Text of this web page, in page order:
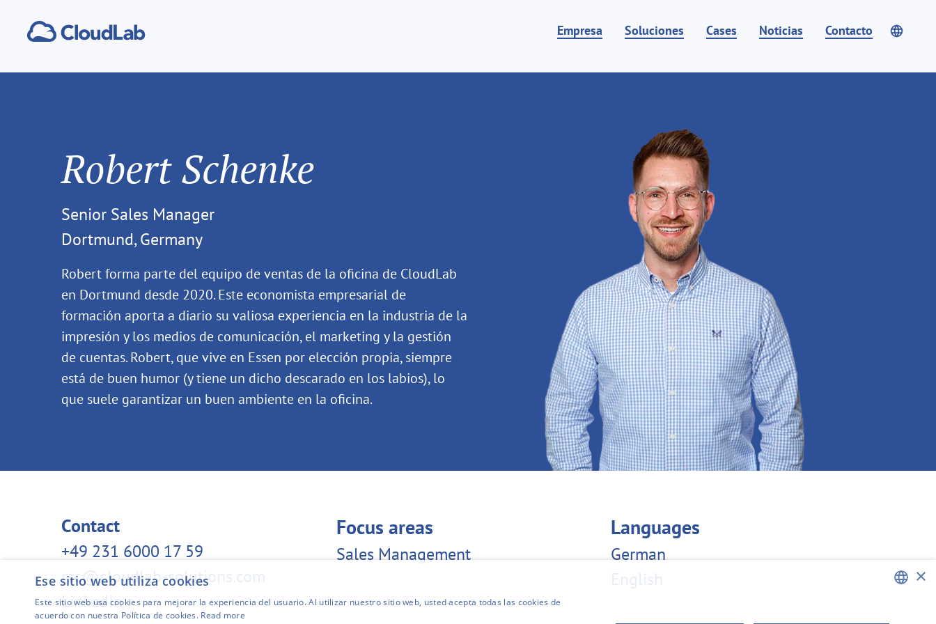
Empresa Soluciones Cases Noticias Contacto
Robert Schenke
Senior Sales Manager
Dortmund, Germany
Robert forma parte del equipo de ventas de la oficina de CloudLab
en Dortmund desde 2020. Este economista empresarial de
formación aporta a diario su valiosa experiencia en la industria de la
impresión y los medios de comunicación, el marketing y la gestión
de cuentas. Robert, que vive en Essen por elección propia, siempre
está de buen humor (y tiene un dicho descarado en los labios), lo
que suele garantizar un buen ambiente en la oficina.
Contact
+49 231 6000 17 59
rsc@cloudlab-solutions.com
LinkedIn
Focus areas
Sales Management
Languages
German
×
Ese sitio web utiliza cookies
Este sitio web usa cookies para mejorar la experiencia del usuario. Al utilizar nuestro sitio web, usted acepta todas las cookies de
acuerdo con nuestra Política de cookies. Read more